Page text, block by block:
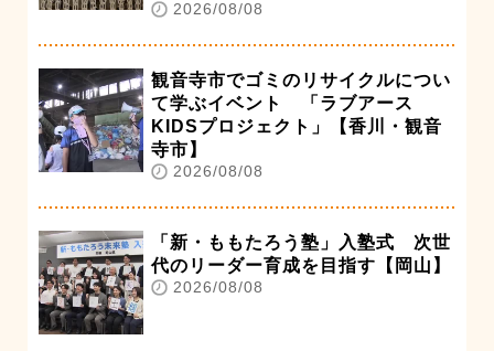
2026/08/08
観音寺市でゴミのリサイクルについ
て学ぶイベント 「ラブアース
KIDSプロジェクト」【香川・観音
寺市】
2026/08/08
「新・ももたろう塾」入塾式 次世
代のリーダー育成を目指す【岡山】
2026/08/08